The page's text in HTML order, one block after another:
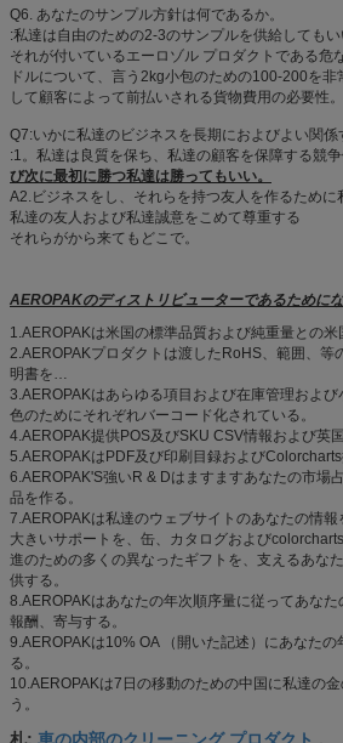
Q6. あなたのサンプル方針は何であるか。
:私達は自由のための2-3のサンプルを供給してもい
それが付いているエーロゾル プロダクトである危
ドルについて、言う2kg小包のための100-200を
して顧客によって前払いされる貨物費用の必要性。
Q7:いかに私達のビジネスを長期におよびよい関係
:1。私達は良質を保ち、私達の顧客を保障する競
び次に最初に勝つ私達は勝ってもいい。
A2.ビジネスをし、それらを持つ友人を作るため
私達の友人および私達誠意をこめて尊重する
それらがから来てもどこで。
AEROPAKのディストリビューターであるためにな
1.AEROPAKは米国の標準品質および純重量との米
2.AEROPAKプロダクトは渡したRoHS、範囲、等
明書を…
3.AEROPAKはあらゆる項目および在庫管理およ
色のためにそれぞれバーコード化されている。
4.AEROPAK提供POS及びSKU CSV情報および英
5.AEROPAKはPDF及び印刷目録およびColorcharts
6.AEROPAK'S強いR & Dはますますあなたの市場
品を作る。
7.AEROPAKは私達のウェブサイトのあなたの情
大きいサポートを、缶、カタログおよび
進のための多くの異なったギフトを、支えるあな
供する。
8.AEROPAKはあなたの年次順序量に従ってあな
報酬、寄与する。
9.AEROPAKは10% OA （開いた記述）にあなた
る。
10.AEROPAKは7日の移動のための中国に私達の
う。